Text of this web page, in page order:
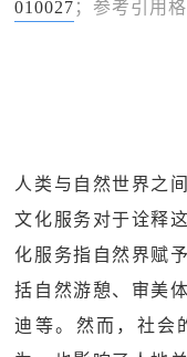
010027 ；参考引用
人类与自然世界之
文化服务对于诠释
化服务指自然界赋
括自然游憩、审美
迪等。然而，社会